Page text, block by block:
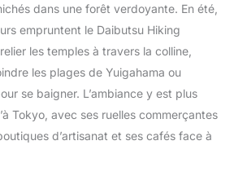
dans une forêt verdoyante. En été,
empruntent le Daibutsu Hiking
les temples à travers la colline,
les plages de Yuigahama ou
se baigner. L’ambiance y est plus
Tokyo, avec ses ruelles commerçantes
d’artisanat et ses cafés face à